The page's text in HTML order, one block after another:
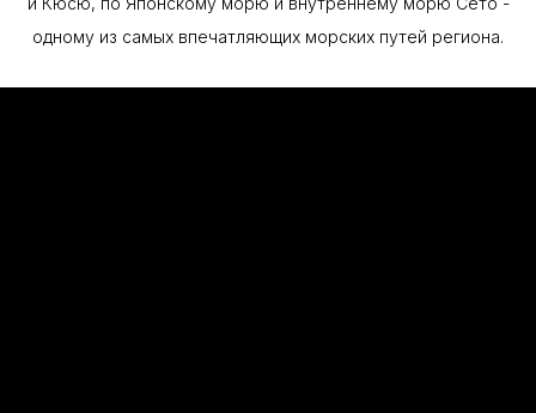
одному из самых впечатляющих морских путей региона.